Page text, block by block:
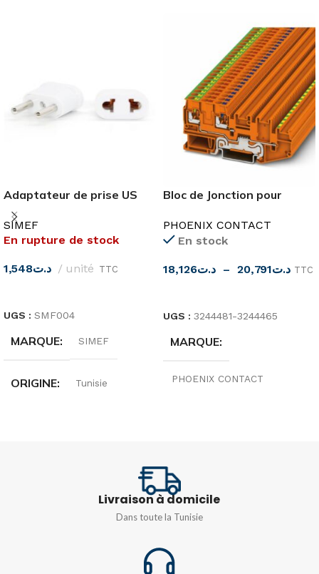
Adaptateur de prise US
vers EU simef
SIMEF
En rupture de stock
د.ت1,548 unité TTC
UGS : SMF004
MARQUE SIMEF
ORIGINE Tunisie
Bloc de Jonction pour
PHOENIX CONTACT
En stock
د.ت18,126 – د.ت20,791
TTC
UGS : 3244481-3244465
MARQUE
PHOENIX CONTACT
TYPE
Livraison à domicile
Dans toute la Tunisie